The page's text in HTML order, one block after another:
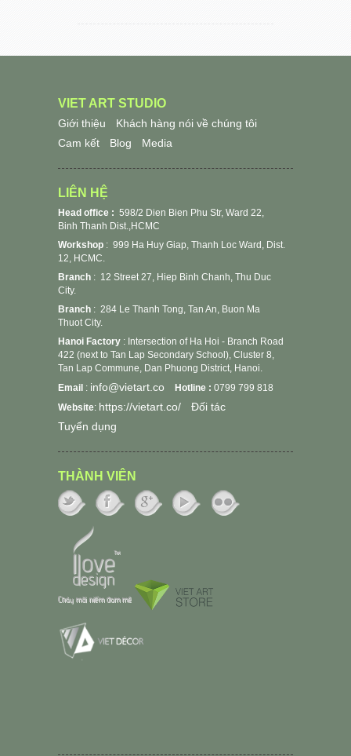
VIET ART STUDIO
Giới thiệu
Khách hàng nói về chúng tôi
Cam kết
Blog Media
LIÊN HỆ
Head office : 598/2 Dien Bien Phu Str, Ward 22,
Binh Thanh Dist.,HCMC
Workshop : 999 Ha Huy Giap, Thanh Loc Ward, Dist.
12, HCMC.
Branch : 12 Street 27, Hiep Binh Chanh, Thu Duc
City.
Branch : 284 Le Thanh Tong, Tan An, Buon Ma
Thuot City.
Hanoi Factory : Intersection of Ha Hoi - Branch Road
422 (next to Tan Lap Secondary School), Cluster 8,
Tan Lap Commune, Dan Phuong District, Hanoi.
Email : info@vietart.co Hotline : 0799 799 818
Website: https://vietart.co/
Đối tác
Tuyển dụng
THÀNH VIÊN